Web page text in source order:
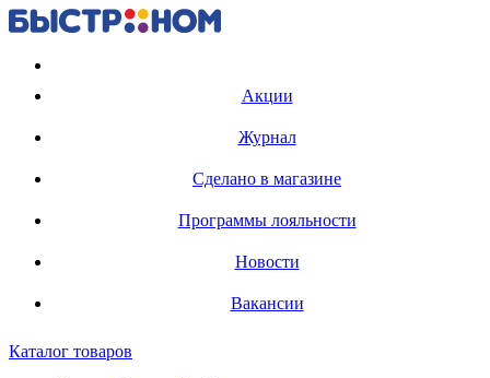
Акции
Журнал
Сделано в магазине
Программы лояльности
Новости
Вакансии
Каталог товаров